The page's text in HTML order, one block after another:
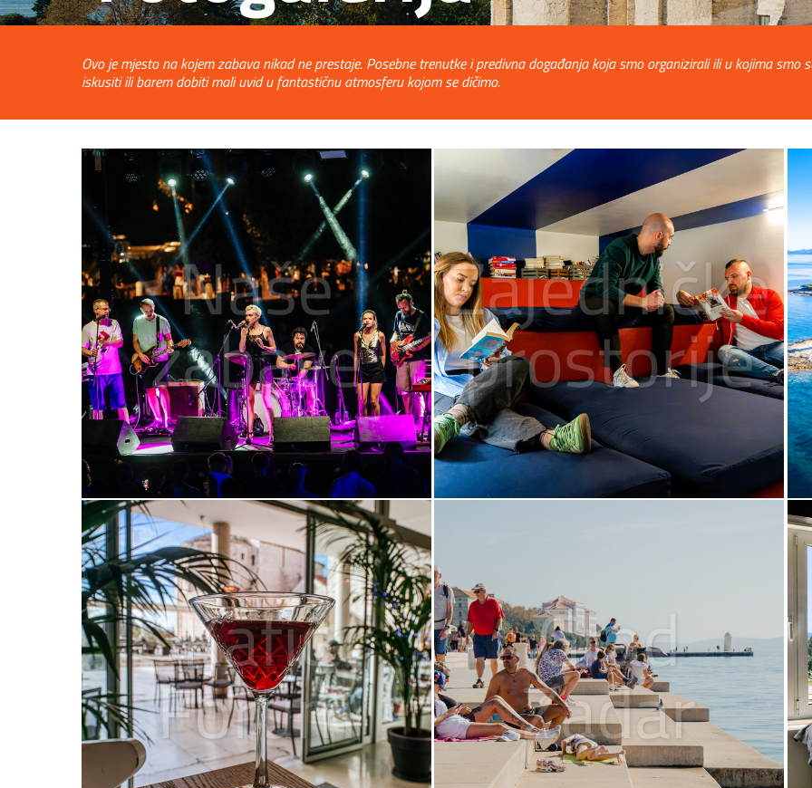
Ovo je mjesto na kojem zabava nikad ne prestaje. Posebne trenutke i predivna događanja koja smo organizirali ili u kojima smo
iskusiti ili barem dobiti mali uvid u fantastičnu atmosferu kojom se dičimo.
Naše
zabave
Zajedničke
prostorije
Kafić
Forum
Grad
Zadar